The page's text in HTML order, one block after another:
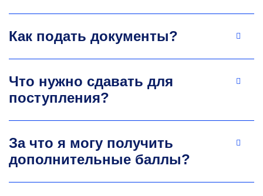
Рустам Какаджанович
К.б.н., директор учебно-научного центра
по реабилитации диких животных
биологического факультета МГУ им. М.В.
Исследователь, автор обучающих курсов
и статей в области эпилепсии и физиологии
Как подать документы?
Что нужно сдавать для
поступления?
За что я могу получить
дополнительные баллы?